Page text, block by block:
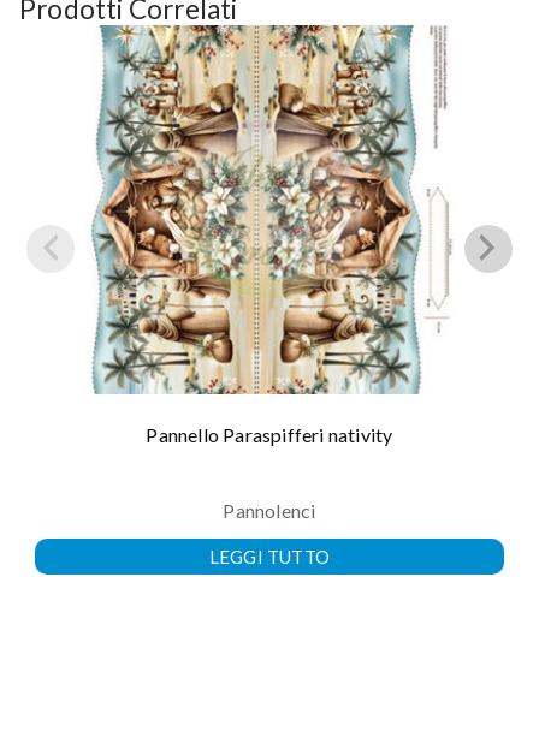
Prodotti Correlati
Pannello Paraspifferi nativity
Pannolenci
LEGGI TUTTO